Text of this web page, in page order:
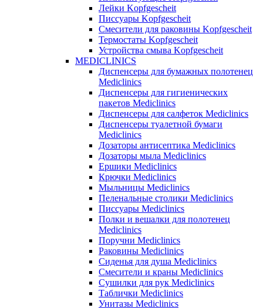
Лейки Kopfgescheit
Писсуары Kopfgescheit
Смесители для раковины Kopfgescheit
Термостаты Kopfgescheit
Устройства смыва Kopfgescheit
MEDICLINICS
Диспенсеры для бумажных полотенец
Mediclinics
Диспенсеры для гигиенических
пакетов Mediclinics
Диспенсеры для салфеток Mediclinics
Диспенсеры туалетной бумаги
Mediclinics
Дозаторы антисептика Mediclinics
Дозаторы мыла Mediclinics
Ершики Mediclinics
Крючки Mediclinics
Мыльницы Mediclinics
Пеленальные столики Mediclinics
Писсуары Mediclinics
Полки и вешалки для полотенец
Mediclinics
Поручни Mediclinics
Раковины Mediclinics
Сиденья для душа Mediclinics
Смесители и краны Mediclinics
Сушилки для рук Mediclinics
Таблички Mediclinics
Унитазы Mediclinics